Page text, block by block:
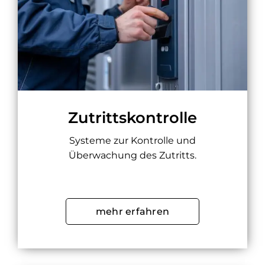
Zutrittskontrolle
Systeme zur Kontrolle und
Überwachung des Zutritts.
mehr erfahren